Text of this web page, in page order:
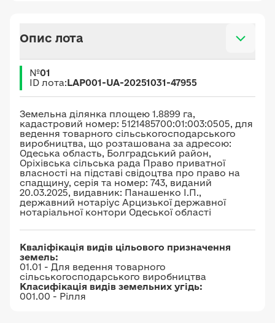
Опис лота
№01
ID лота:LAP001-UA-20251031-47955
Земельна ділянка площею 1.8899 га,
кадастровий номер: 5121485700:01:003:0505, для
ведення товарного сільськогосподарського
виробництва, що розташована за адресою:
Одеська область, Болградський район,
Оріхівська сільська рада Право приватної
власності на підставі свідоцтва про право на
спадщину, серія та номер: 743, виданий
20.03.2025, видавник: Панашенко І.П.,
державний нотаріус Арцизької державної
нотаріальної контори Одеської області
Кваліфікація видів цільового призначення
земель:
01.01 - Для ведення товарного
сільськогосподарського виробництва
Класифікація видів земельних угідь:
001.00 - Рілля